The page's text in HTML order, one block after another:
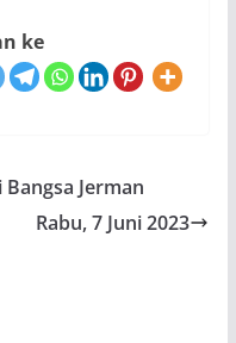
ke
Jerman
Rabu, 7 Juni 2023